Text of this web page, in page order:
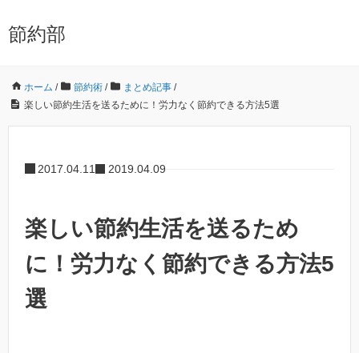
節約部
ホーム / 節約術 / まとめ記事 /
楽しい節約生活を送るために！労力なく節約できる方法5選
2017.04.11 2019.04.09
楽しい節約生活を送るため
に！労力なく節約できる方法5
選